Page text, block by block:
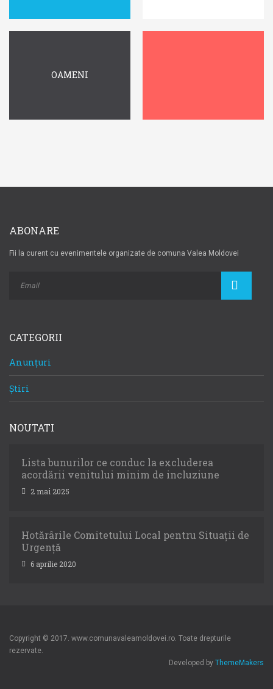
OAMENI
ABONARE
Fii la curent cu evenimentele organizate de comuna Valea Moldovei
CATEGORII
Anunțuri
Știri
NOUTATI
Lista bunurilor ce conduc la excluderea
acordării venitului minim de incluziune
2 mai 2025
Hotărârile Comitetului Local pentru Situații de
Urgență
6 aprilie 2020
Copyright © 2017. www.comunavaleamoldovei.ro. Toate drepturile
rezervate.
Developed by ThemeMakers